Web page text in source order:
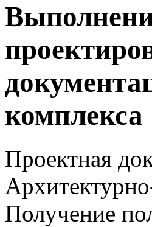
комплекса
Проектная
Получение